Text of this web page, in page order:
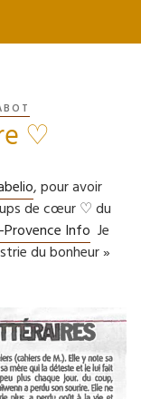
♡
, pour avoir
de cœur ♡ du
Info Je
du bonheur »